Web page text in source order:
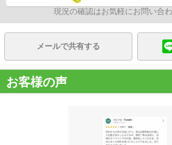
現況の確認はお気軽にお問い合わ
メールで共有する
お客様の声